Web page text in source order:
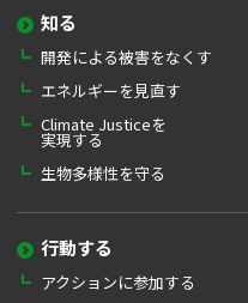
知る
開発による被害をなくす
エネルギーを見直す
Climate Justiceを
実現する
生物多様性を守る
行動する
アクションに参加する